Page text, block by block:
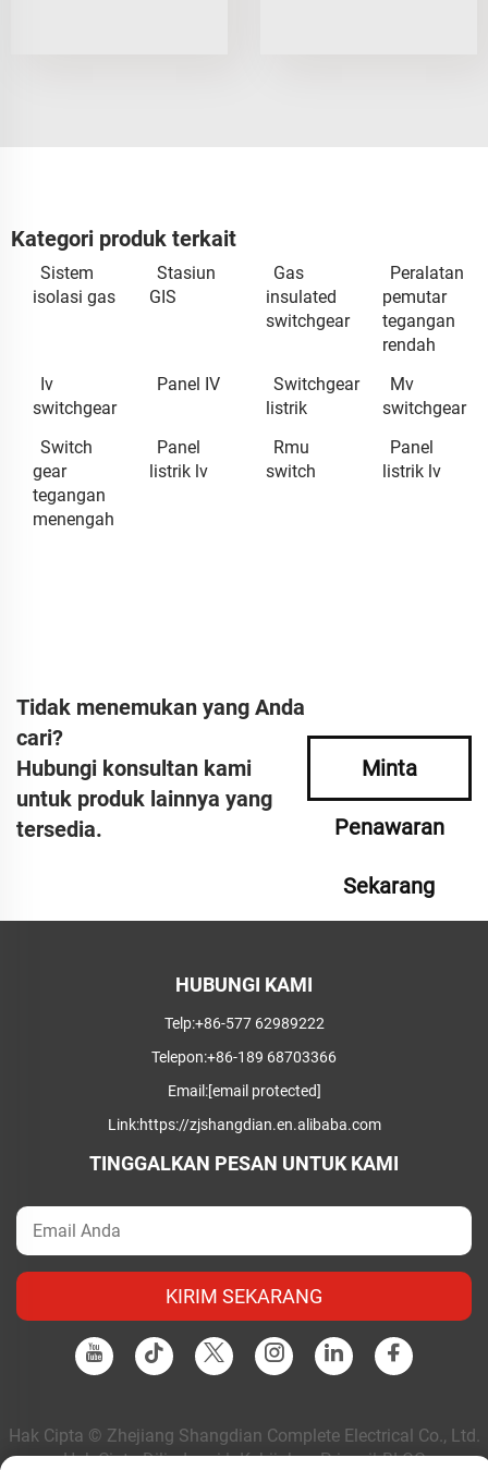
Kategori produk terkait
Sistem
isolasi gas
Stasiun
GIS
Gas
insulated
switchgear
Peralatan
pemutar
tegangan
rendah
Iv
switchgear
Panel IV
Switchgear
listrik
Mv
switchgear
Switch
gear
tegangan
menengah
Panel
listrik lv
Rmu
switch
Panel
listrik lv
Tidak menemukan yang Anda
cari?
Hubungi konsultan kami
untuk produk lainnya yang
tersedia.
Minta
Penawaran
Sekarang
HUBUNGI KAMI
Telp:+86-577 62989222
Telepon:+86-189 68703366
Email:[email protected]
Link:https://zjshangdian.en.alibaba.com
TINGGALKAN PESAN UNTUK KAMI
KIRIM SEKARANG
Hak Cipta © Zhejiang Shangdian Complete Electrical Co., Ltd.
Hak Cipta Dilindungi | Kebijakan Privasi| BLOG